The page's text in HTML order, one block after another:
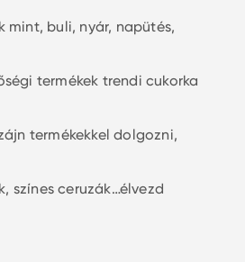
buli, nyár, napütés,
termékek trendi cukorka
termékekkel dolgozni,
színes ceruzák…élvezd